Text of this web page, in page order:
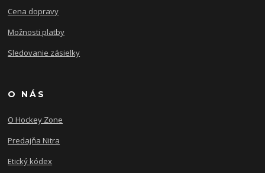
Cena dopravy
Možnosti platby
Sledovanie zásielky
O NÁS
O Hockey Zone
Predajňa Nitra
Etický kódex